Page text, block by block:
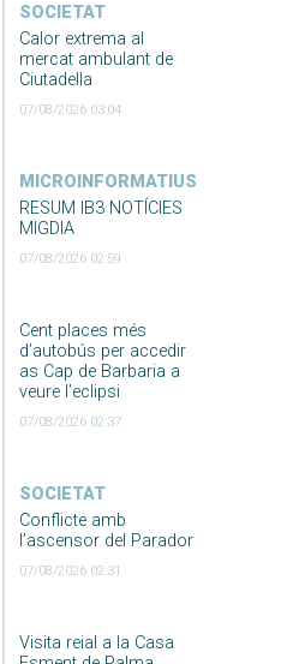
SOCIETAT
Calor extrema al
mercat ambulant de
Ciutadella
07/08/2026 03:04
MICROINFORMATIUS
RESUM IB3 NOTÍCIES
MIGDIA
07/08/2026 02:59
Cent places més
d’autobús per accedir
as Cap de Barbaria a
veure l’eclipsi
07/08/2026 02:37
SOCIETAT
Conflicte amb
l’ascensor del Parador
07/08/2026 02:31
Visita reial a la Casa